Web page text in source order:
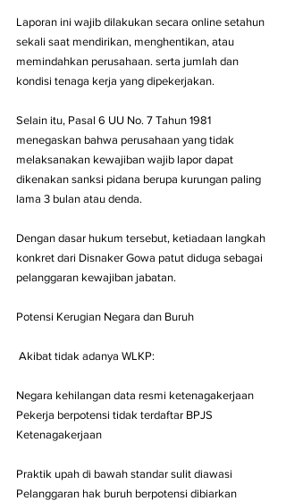
Laporan ini wajib dilakukan secara online setahun
sekali saat mendirikan, menghentikan, atau
memindahkan perusahaan. serta jumlah dan
kondisi tenaga kerja yang dipekerjakan.
Selain itu, Pasal 6 UU No. 7 Tahun 1981
menegaskan bahwa perusahaan yang tidak
melaksanakan kewajiban wajib lapor dapat
dikenakan sanksi pidana berupa kurungan paling
lama 3 bulan atau denda.
Dengan dasar hukum tersebut, ketiadaan langkah
konkret dari Disnaker Gowa patut diduga sebagai
pelanggaran kewajiban jabatan.
Potensi Kerugian Negara dan Buruh
Akibat tidak adanya WLKP:
Negara kehilangan data resmi ketenagakerjaan
Pekerja berpotensi tidak terdaftar BPJS
Ketenagakerjaan
Praktik upah di bawah standar sulit diawasi
Pelanggaran hak buruh berpotensi dibiarkan